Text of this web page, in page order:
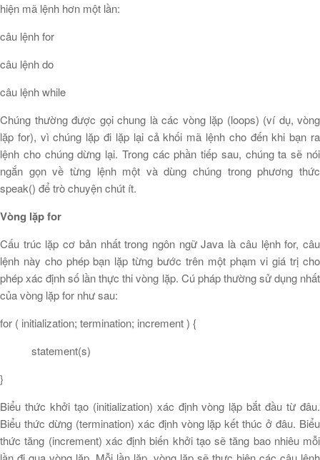
hiện mã lệnh hơn một lần:
câu lệnh for
câu lệnh do
câu lệnh while
Chúng thường được gọi chung là các vòng lặp (loops) (ví dụ, vòng
lặp for), vì chúng lặp đi lặp lại cả khối mã lệnh cho đến khi bạn ra
lệnh cho chúng dừng lại. Trong các phần tiếp sau, chúng ta sẽ nói
ngắn gọn về từng lệnh một và dùng chúng trong phương thức
speak() để trò chuyện chút ít.
Vòng lặp for
Cấu trúc lặp cơ bản nhất trong ngôn ngữ Java là câu lệnh for, câu
lệnh này cho phép bạn lặp từng bước trên một phạm vi giá trị cho
phép xác định số lần thực thi vòng lặp. Cú pháp thường sử dụng nhất
của vòng lặp for như sau:
for ( initialization; termination; increment ) {
statement(s)
}
Biểu thức khởi tạo (initialization) xác định vòng lặp bắt đầu từ đâu.
Biểu thức dừng (termination) xác định vòng lặp kết thúc ở đâu. Biểu
thức tăng (increment) xác định biến khởi tạo sẽ tăng bao nhiêu mỗi